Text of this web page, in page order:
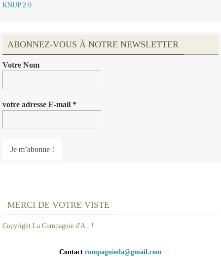
KNUP 2.0
ABONNEZ-VOUS À NOTRE NEWSLETTER
Votre Nom
votre adresse E-mail *
MERCI DE VOTRE VISTE
Copyright La Compagnie d'A...!
Contact compagnieda@gmail.com